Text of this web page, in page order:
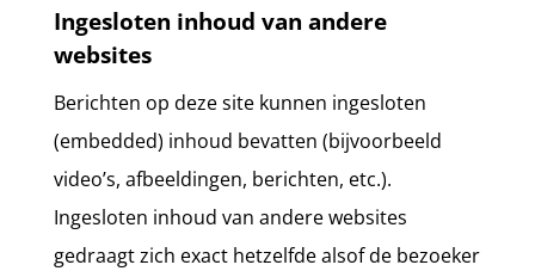
Ingesloten inhoud van andere
websites
Berichten op deze site kunnen ingesloten
(embedded) inhoud bevatten (bijvoorbeeld
video’s, afbeeldingen, berichten, etc.).
Ingesloten inhoud van andere websites
gedraagt zich exact hetzelfde alsof de bezoeker